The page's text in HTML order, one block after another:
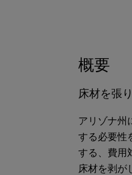
概要
床材を張
アリゾナ州
する必要性
する、費用
床材を剥が